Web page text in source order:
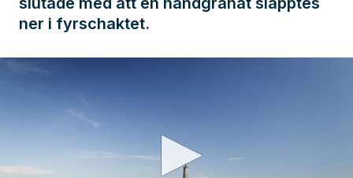
ner i fyrschaktet.